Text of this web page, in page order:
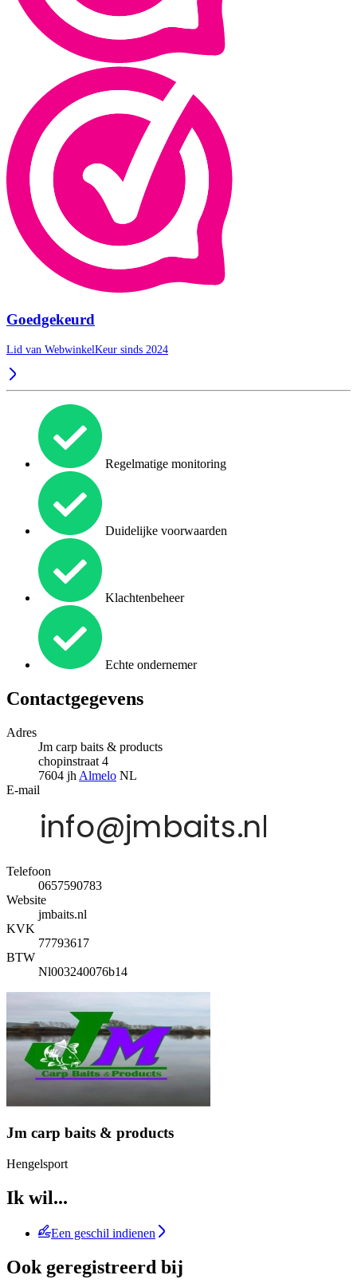
Goedgekeurd
Lid van WebwinkelKeur sinds 2024
Regelmatige monitoring
Duidelijke voorwaarden
Klachtenbeheer
Echte ondernemer
Contactgegevens
Adres
Jm carp baits & products
chopinstraat 4
7604 jh Almelo NL
E-mail
Telefoon
0657590783
Website
jmbaits.nl
KVK
77793617
BTW
Nl003240076b14
Jm carp baits & products
Hengelsport
Ik wil...
Een geschil indienen
Ook geregistreerd bij